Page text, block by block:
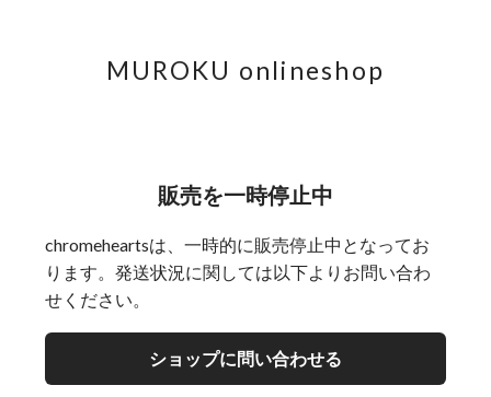
MUROKU onlineshop
販売を一時停止中
chromeheartsは、一時的に販売停止中となってお
ります。発送状況に関しては以下よりお問い合わ
せください。
ショップに問い合わせる